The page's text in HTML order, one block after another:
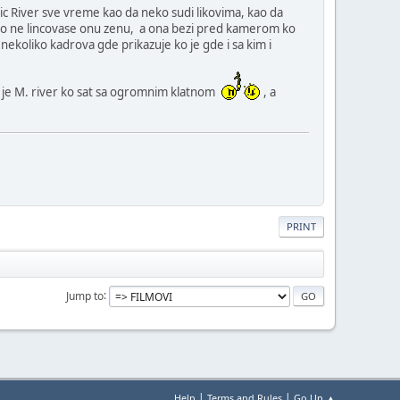
River sve vreme kao da neko sudi likovima, kao da
ne lincovase onu zenu, a ona bezi pred kamerom ko
kadrova gde prikazuje ko je gde i sa kim i
M. river ko sat sa ogromnim klatnom , a
PRINT
Jump to